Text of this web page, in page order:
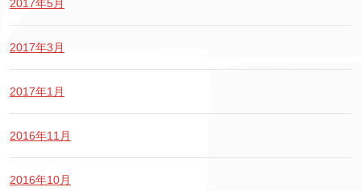
2017年5月
2017年3月
2017年1月
2016年11月
2016年10月